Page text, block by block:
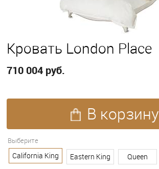
Кровать London Place
710 004 руб.
В корзину
Выберите
California King Eastern King Queen
ПОКАЗАТЬ ЕЩЕ
ПОКАЗАТЬ ВСЕ